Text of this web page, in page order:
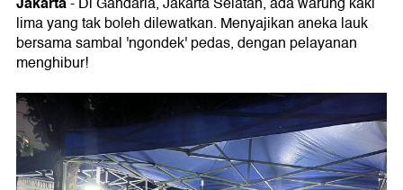
lima yang tak boleh dilewatkan. Menyajikan aneka lauk
bersama sambal 'ngondek' pedas, dengan pelayanan
menghibur!